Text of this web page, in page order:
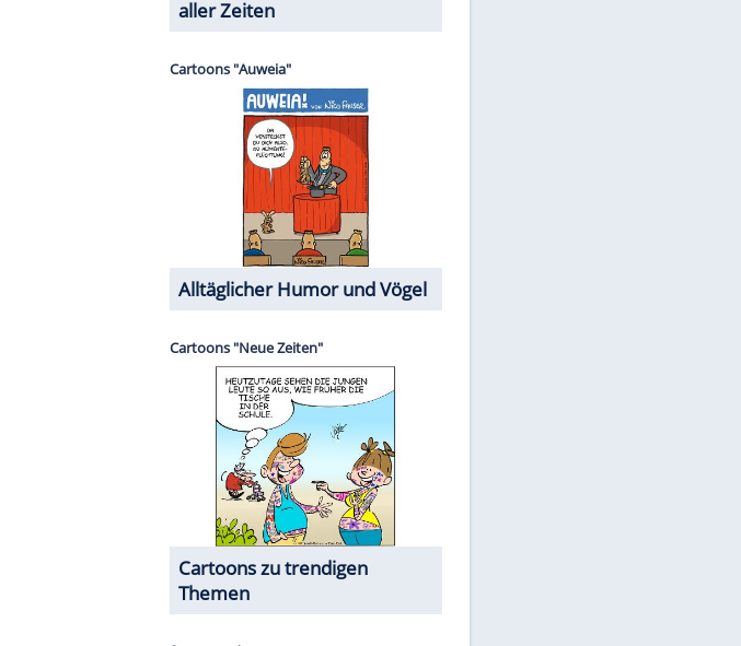
Cartoons mit wahren
Lebensgeschichten
Memo-Spiel